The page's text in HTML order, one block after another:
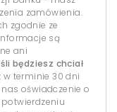
zamówienia.
zgodnie ze
są
ani
będziesz chciał
w terminie 30 dni
oświadczenie o